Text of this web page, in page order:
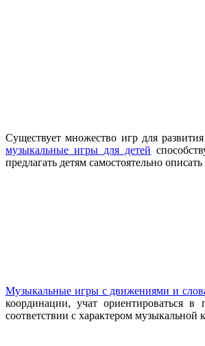
Существует множество игр для
музыкальные игры для детей
предлагать детям самостоятельно
Музыкальные игры с движениями и
координации, учат ориентироваться
соответствии с характером